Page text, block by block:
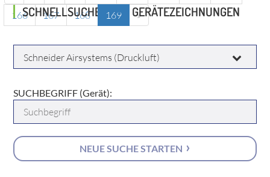
166
167 168 169 »
SCHNELLSUCHE ÜBER GERÄTEZEICHNUNGEN
HERSTELLER:
SUCHBEGRIFF (Gerät):
NEUE SUCHE STARTEN